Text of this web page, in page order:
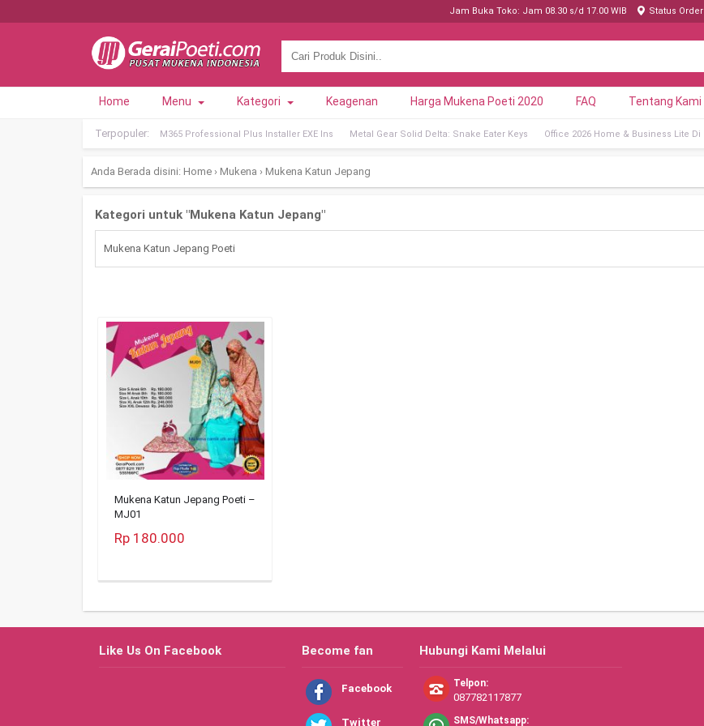
Jam Buka Toko: Jam 08.30 s/d 17.00 WIB Status Order
Home Menu Kategori Keagenan Harga Mukena Poeti 2020 FAQ Tentang Kami
Terpopuler: M365 Professional Plus Installer EXE Ins Metal Gear Solid Delta: Snake Eater Keys Office 2026 Home & Business Lite Di
Anda Berada disini: Home › Mukena › Mukena Katun Jepang
Kategori untuk "Mukena Katun Jepang"
Mukena Katun Jepang Poeti
Mukena Katun Jepang Poeti –
MJ01
Rp 180.000
Like Us On Facebook Become fan
Facebook
Twitter
Hubungi Kami Melalui
Telpon:
087782117877
SMS/Whatsapp: